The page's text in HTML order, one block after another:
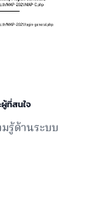
ที่สนใจ
รู้ด้านระบบ